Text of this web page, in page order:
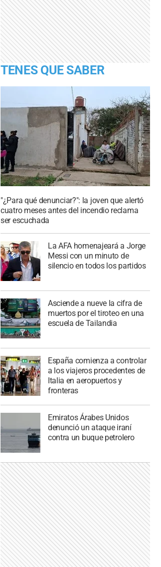
TENES QUE SABER
"¿Para qué denunciar?": la joven que alertó
cuatro meses antes del incendio reclama
ser escuchada
La AFA homenajeará a Jorge
Messi con un minuto de
silencio en todos los partidos
Asciende a nueve la cifra de
muertos por el tiroteo en una
escuela de Tailandia
España comienza a controlar
a los viajeros procedentes de
Italia en aeropuertos y
fronteras
Emiratos Árabes Unidos
denunció un ataque iraní
contra un buque petrolero